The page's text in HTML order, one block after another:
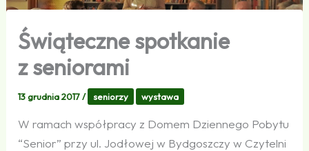
Świąteczne spotkanie
z seniorami
13 grudnia 2017/ seniorzy wystawa
W ramach współpracy z Domem Dziennego Pobytu
“Senior” przy ul. Jodłowej w Bydgoszczy w Czytelni